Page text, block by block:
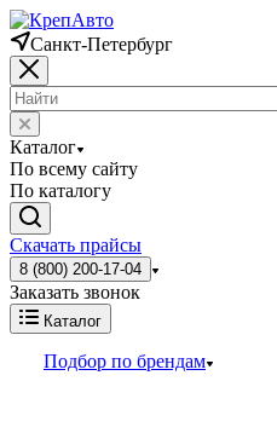
Санкт-Петербург
Каталог
По всему сайту
По каталогу
Скачать прайсы
8 (800) 200-17-04
Заказать звонок
Каталог
Подбор по брендам